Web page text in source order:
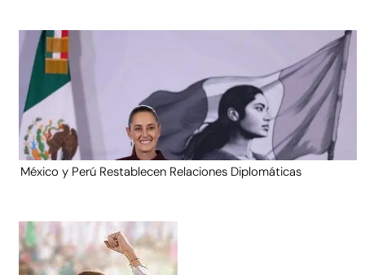
México y Perú Restablecen Relaciones Diplomáticas